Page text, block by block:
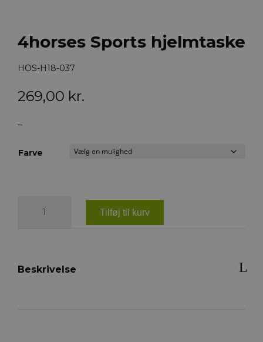
4horses Sports hjelmtaske
HOS-H18-037
269,00 kr.
–
Farve
Sports
Tilføj til kurv
Beskrivelse